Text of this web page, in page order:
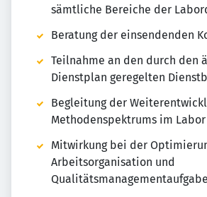
sämtliche Bereiche der
Beratung der einsendenden
Teilnahme an den durch den
Dienstplan geregelten
Begleitung der
Methodenspektrums im Labor
Mitwirkung bei der
Arbeitsorganisation und